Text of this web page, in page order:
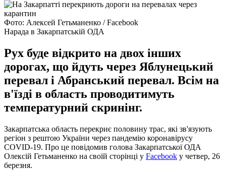
Фото: Алексей Гетьманенко / Facebook
Нарада в Закарпатській ОДА
Рух буде відкрито на двох інших
дорогах, що йдуть через Яблунецький
перевал і Абранський перевал. Всім на
в'їзді в область проводитимуть
температурний скринінг.
Закарпатська область перекриє половину трас, які зв'язують
регіон з рештою України через пандемію коронавірусу
COVID-19. Про це повідомив голова Закарпатської ОДА
Олексій Гетьманенко на своїй сторінці у Facebook у четвер, 26
березня.